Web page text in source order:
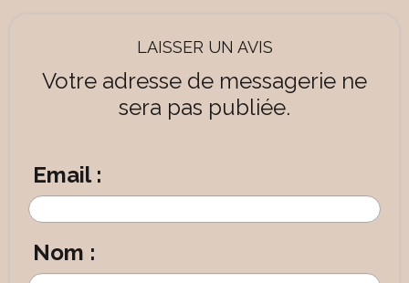
LAISSER UN AVIS
Votre adresse de messagerie ne
sera pas publiée.
Email :
Nom :